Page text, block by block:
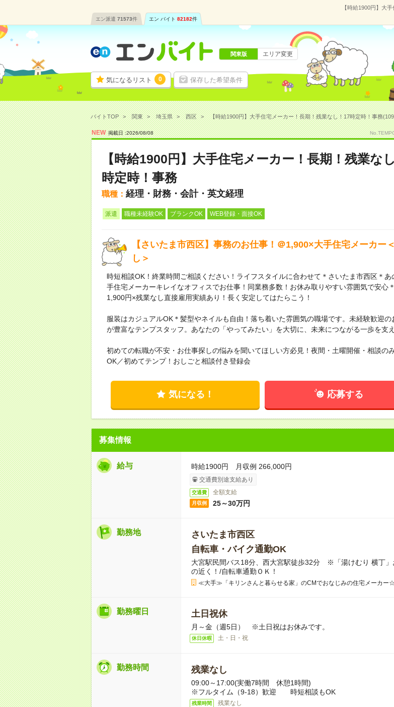
【時給1900円】大
エン派遣 71573件 エン バイト 82182件
気になるリスト 0 保存した希望条件
関東版 エリア変更
バイトTOP 関東 埼玉県 西区 【時給1900円】大手住宅メーカー！長期！残業なし！17時定時！事務
NEW 掲載日 :2026/08/08
【時給1900円】大手住宅メーカー！長期！残業な
時定時！事務
職種： 経理・財務・会計・英文経理
派遣 職種未経験OK ブランクOK WEB登録・面接OK
【さいたま市西区】事務のお仕事！＠1,900×大手住宅メーカー
し＞
時短相談OK！終業時間ご相談ください！ライフスタイルに合わせて＊さいたま市西区＊あ
手住宅メーカーキレイなオフィスでお仕事！同業務多数！お休み取りやすい雰囲気で安心
1,900円×残業なし直接雇用実績あり！長く安定してはたらこう！
服装はカジュアルOK＊髪型やネイルも自由！落ち着いた雰囲気の職場です。未経験歓迎の
が豊富なテンプスタッフ。あなたの「やってみたい」を大切に、未来につながる一歩を支え
初めての転職が不安・お仕事探しの悩みを聞いてほしい方必見！夜間・土曜開催・相談の
OK／初めてテンプ！おしごと相談付き登録会
気になる！ 応募する
募集情報
給与 時給1900円 月収例 266,000円
交通費別途支給あり
交通費 全額支給
月収例 25～30万円
勤務地
さいたま市西区
自転車・バイク通勤OK
大宮駅民間バス18分、西大宮駅徒歩32分 ※「湯けむり 横丁」
の近く！/自転車通勤ＯＫ！
≪大手≫「キリンさんと暮らせる家」のCMでおなじみの住宅メーカー
勤務曜日 土日祝休
月～金（週5日） ※土日祝はお休みです。
休日休暇 土・日・祝
勤務時間 残業なし
09:00～17:00(実働7時間 休憩1時間)
※フルタイム（9-18）歓迎 時短相談もOK
残業時間 残業なし